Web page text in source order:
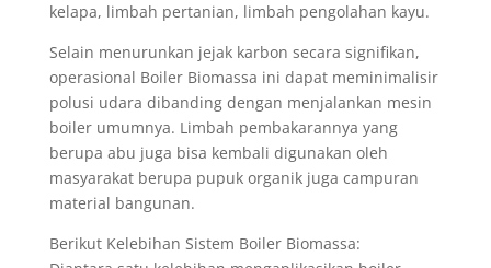
kelapa, limbah pertanian, limbah pengolahan kayu.
Selain menurunkan jejak karbon secara signifikan,
operasional Boiler Biomassa ini dapat meminimalisir
polusi udara dibanding dengan menjalankan mesin
boiler umumnya. Limbah pembakarannya yang
berupa abu juga bisa kembali digunakan oleh
masyarakat berupa pupuk organik juga campuran
material bangunan.
Berikut Kelebihan Sistem Boiler Biomassa: